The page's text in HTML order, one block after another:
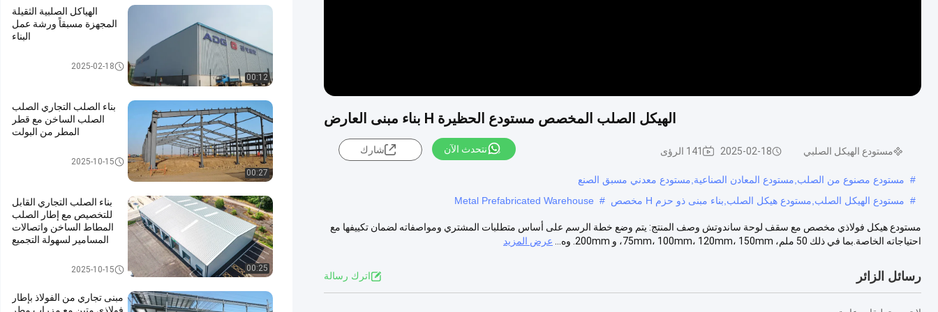
الهيكل الصلب المخصص مستودع الحظيرة H بناء مبنى العارض
مستودع الهيكل الصلبي 2025-02-18 141 الرؤى نتحدث الآن شارك
# مستودع مصنوع من الصلب,مستودع المعادن الصناعية,مستودع معدني مسبق الصنع
# مستودع الهيكل الصلب,مستودع هيكل الصلب,بناء مبنى ذو حزم H مخصص #
Metal Prefabricated Warehouse
مستودع هيكل فولاذي مخصص مع سقف لوحة ساندوتش وصف المنتج: يتم وضع خطة الرسم على أساس متطلبات المشتري ومواصفاته لضمان تكييفها مع
احتياجاته الخاصة.بما في ذلك 50 ملم، 75mm، 100mm، 120mm، 150mm، و 200mm. وه...
عرض المزيد
رسائل الزائر اترك رسالة
00:12
الهياكل الصلبية الثقيلة
المجهزة مسبقاً ورشة عمل
البناء
مستودع الهيكل الصلبي2025-02-18
00:27
بناء الصلب التجاري الصلب
الصلب الساخن مع قطر
المطر من البولت
بناء الصلب التجاري2025-10-15
00:25
بناء الصلب التجاري القابل
للتخصيص مع إطار الصلب
المطاط الساخن واتصالات
المسامير لسهولة التجميع
بناء الصلب التجاري2025-10-15
مبنى تجاري من الفولاذ بإطار